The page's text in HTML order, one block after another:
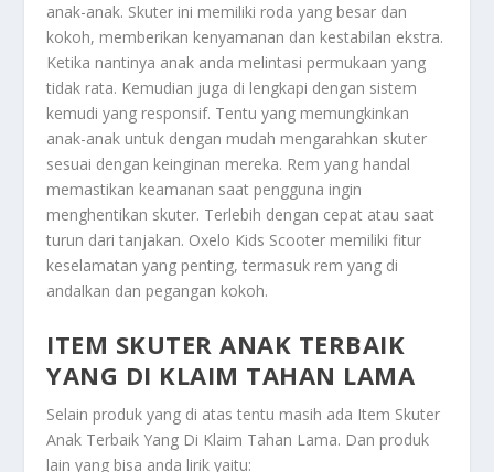
anak-anak. Skuter ini memiliki roda yang besar dan
kokoh, memberikan kenyamanan dan kestabilan ekstra.
Ketika nantinya anak anda melintasi permukaan yang
tidak rata. Kemudian juga di lengkapi dengan sistem
kemudi yang responsif. Tentu yang memungkinkan
anak-anak untuk dengan mudah mengarahkan skuter
sesuai dengan keinginan mereka. Rem yang handal
memastikan keamanan saat pengguna ingin
menghentikan skuter. Terlebih dengan cepat atau saat
turun dari tanjakan. Oxelo Kids Scooter memiliki fitur
keselamatan yang penting, termasuk rem yang di
andalkan dan pegangan kokoh.
ITEM SKUTER ANAK TERBAIK
YANG DI KLAIM TAHAN LAMA
Selain produk yang di atas tentu masih ada Item Skuter
Anak Terbaik Yang Di Klaim Tahan Lama. Dan produk
lain yang bisa anda lirik yaitu: